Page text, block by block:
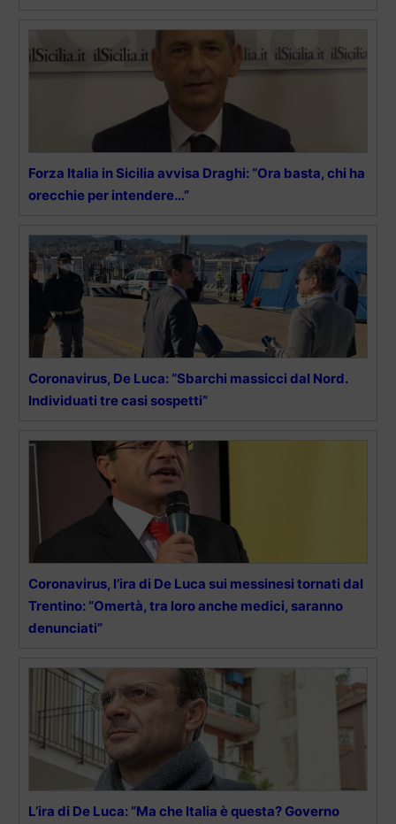
Forza Italia in Sicilia avvisa Draghi: “Ora basta, chi ha
orecchie per intendere…”
Coronavirus, De Luca: “Sbarchi massicci dal Nord.
Individuati tre casi sospetti”
Coronavirus, l’ira di De Luca sui messinesi tornati dal
Trentino: “Omertà, tra loro anche medici, saranno
denunciati”
L’ira di De Luca: “Ma che Italia è questa? Governo